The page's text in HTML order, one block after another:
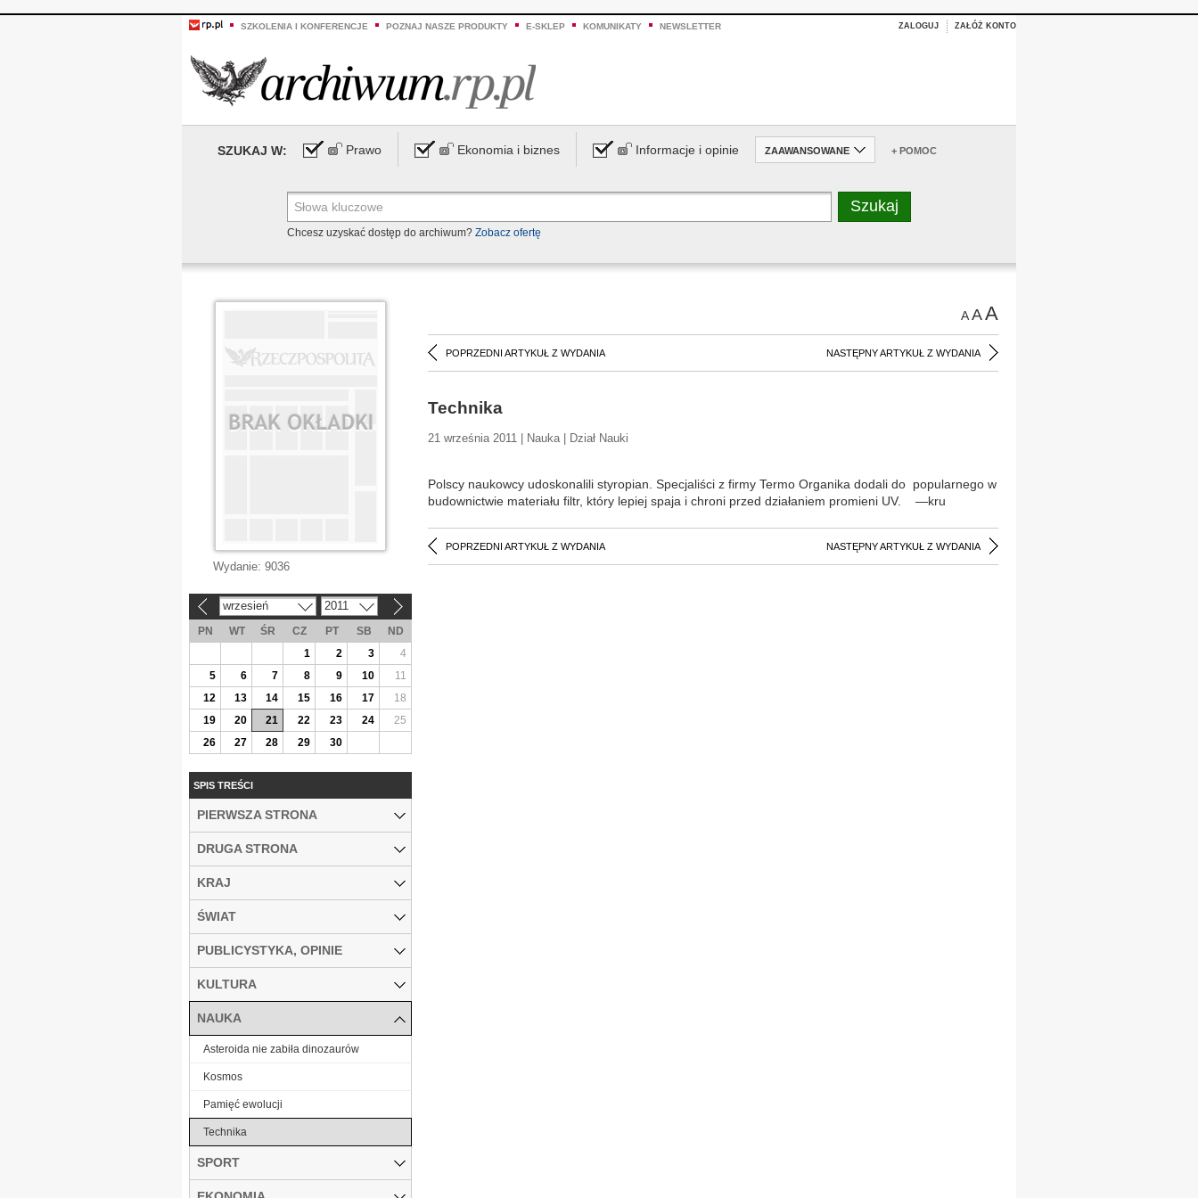
SZKOLENIA I KONFERENCJE POZNAJ NASZE PRODUKTY E-SKLEP KOMUNIKATY NEWSLETTER ZALOGUJ ZAŁÓŻ KONTO
SZUKAJ W: Prawo Ekonomia i biznes Informacje i opinie ZAAWANSOWANE + POMOC
Chcesz uzyskać dostęp do archiwum? Zobacz ofertę
AAA
POPRZEDNI ARTYKUŁ Z WYDANIA NASTĘPNY ARTYKUŁ Z WYDANIA
Technika
21 września 2011 | Nauka | Dział Nauki
Polscy naukowcy udoskonalili styropian. Specjaliści z firmy Termo Organika dodali do popularnego w
budownictwie materiału filtr, który lepiej spaja i chroni przed działaniem promieni UV. —kru
POPRZEDNI ARTYKUŁ Z WYDANIA NASTĘPNY ARTYKUŁ Z WYDANIA
Wydanie: 9036
wrzesień 2011
PN WT ŚR CZ PT SB
ND
1
2 3
4
5
6 7 8 9 10
11
12
13 14 15 16 17
18
19
20 21 22 23 24
25
26
27 28 29 30
SPIS TREŚCI
PIERWSZA STRONA
DRUGA STRONA
KRAJ
ŚWIAT
PUBLICYSTYKA, OPINIE
KULTURA
NAUKA
Asteroida nie zabiła dinozaurów
Kosmos
Pamięć ewolucji
Technika
SPORT